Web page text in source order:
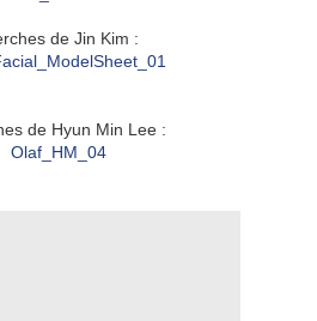
de Jin Kim :
de Hyun Min Lee :